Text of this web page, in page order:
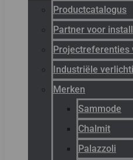
Productcatalogus
Partner voor
Projectreferenties
Industriële
Merken
Sammode
Chalmit
Palazzoli